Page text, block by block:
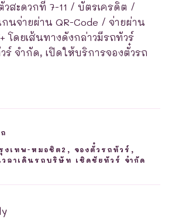
วสะดวกที่ 7-11 / บัตรเครดิต /
นจ่ายผ่าน QR-Code / จ่ายผ่าน
โดยเส้นทางดังกล่าวมีรถทัวร์
ร์ จำกัด, เปิดให้บริการจองตั๋วรถ
งเทพ-หมอชิต2 , จองตั๋วรถทัวร์ ,
วลาเดินรถบริษัท เชิดชัยทัวร์ จำกัด